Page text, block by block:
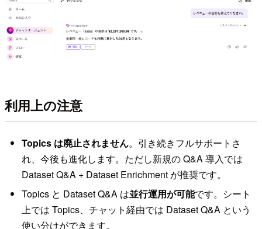
利用上の注意
Topics は廃止されません。引き続きフルサポートさ
れ、今後も進化します。ただし新規の Q&A 導入では
Dataset Q&A + Dataset Enrichment が推奨です。
Topics と Dataset Q&A は並行運用が可能です。シート
上では Topics、チャット経由では Dataset Q&A という
使い分けができます。